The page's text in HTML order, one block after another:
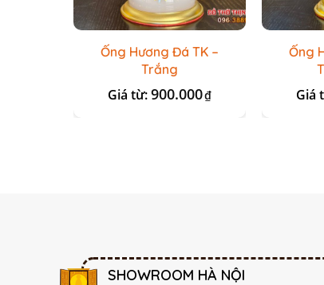
Ống Hương Đá TK –
Trắng
Giá từ:900.000₫
Ống
Giá
SHOWROOM HÀ NỘI